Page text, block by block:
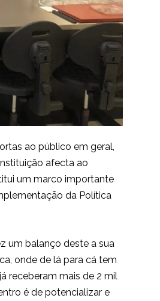
ao público em geral,
afecta ao
um marco importante
da Política
um balanço deste a sua
onde de lá para cá tem
receberam mais de 2 mil
é de potencializar e